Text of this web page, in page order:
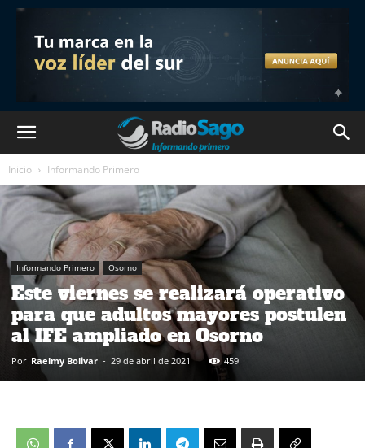
Inicio Informando Primero
Informando Primero Osorno
Este viernes se realizará operativo
para que adultos mayores postulen
al IFE ampliado en Osorno
Por Raelmy Bolivar - 29 de abril de 2021 459